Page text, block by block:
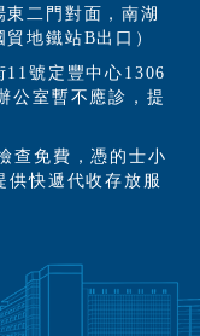
二門對面，南湖
地鐵站B出口）
號定豐中心1306
公室暫不應診，提
查免費，憑的士小
供快遞代收存放服